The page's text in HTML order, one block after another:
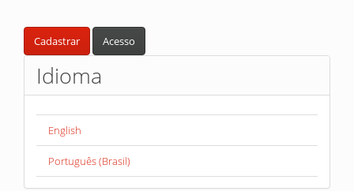
Cadastrar Acesso
Idioma
English
Português (Brasil)